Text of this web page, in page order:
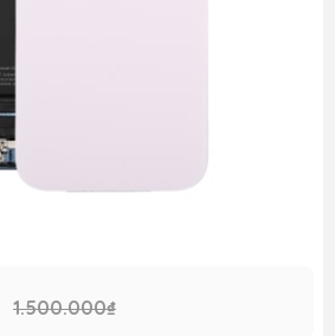
1.500.000₫